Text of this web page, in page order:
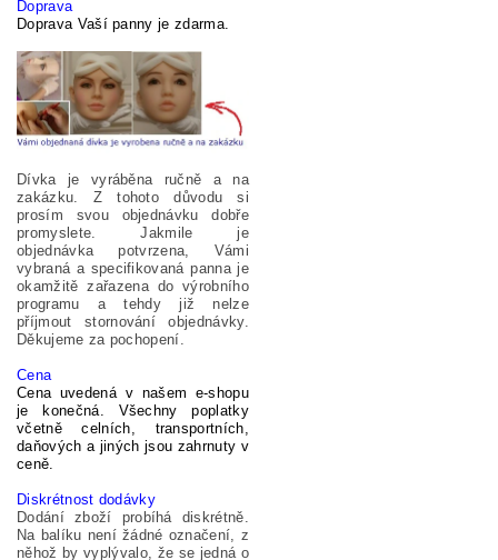
Doprava
Doprava Vaší panny je zdarma.
Dívka je vyráběnaručně a na
zakázku. Z tohoto důvodu si
prosím svou objednávkudobře
promyslete.Jakmile je
objednávka potvrzena, Vámi
vybraná a specifikovaná panna je
okamžitě zařazena do výrobního
programu a tehdy již nelze
příjmout stornování objednávky.
Děkujeme za pochopení.
Cena
Cena uvedená v našem e-shopu
je konečná. Všechny poplatky
včetně celních, transportních,
daňových a jiných jsou zahrnuty v
ceně.
Diskrétnost dodávky
Dodání zboží probíhá diskrétně.
Na balíku není žádné označení, z
něhož by vyplývalo, že se jedná o